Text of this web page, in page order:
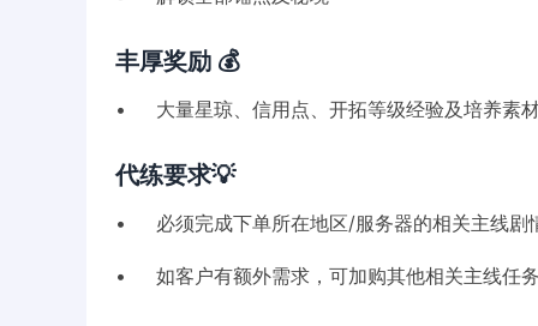
丰厚奖励 💰
• 大量星琼、信用点、开拓等级经验及培养素
代练要求💡
• 必须完成下单所在地区/服务器的相关主线剧
• 如客户有额外需求，可加购其他相关主线任